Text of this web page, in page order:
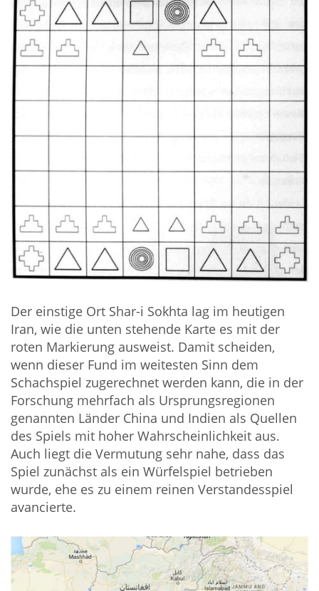
Der einstige Ort Shar-i Sokhta lag im heutigen
Iran, wie die unten stehende Karte es mit der
roten Markierung ausweist. Damit scheiden,
wenn dieser Fund im weitesten Sinn dem
Schachspiel zugerechnet werden kann, die in der
Forschung mehrfach als Ursprungsregionen
genannten Länder China und Indien als Quellen
des Spiels mit hoher Wahrscheinlichkeit aus.
Auch liegt die Vermutung sehr nahe, dass das
Spiel zunächst als ein Würfelspiel betrieben
wurde, ehe es zu einem reinen Verstandesspiel
avancierte.